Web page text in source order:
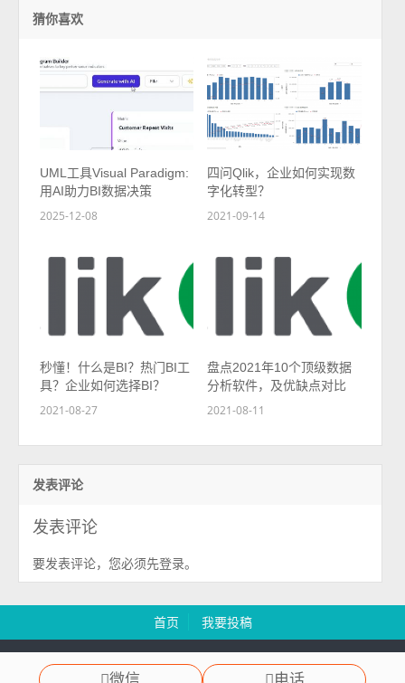
微信 电话
猜你喜欢
UML工具Visual Paradigm:
用AI助力BI数据决策
2025-12-08
四问Qlik，企业如何实现数
字化转型？
2021-09-14
秒懂！什么是BI？热门BI工
具？企业如何选择BI？
2021-08-27
盘点2021年10个顶级数据
分析软件，及优缺点对比
2021-08-11
发表评论
发表评论
要发表评论，您必须先登录。
首页 我要投稿
慧都科技 版权所有 Copyright 2003-2024 渝ICP备12000582号